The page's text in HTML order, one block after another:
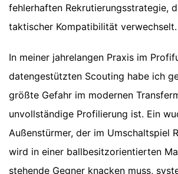
fehlerhaften Rekrutierungsstrategie,
taktischer Kompatibilität verwechselt.
In meiner jahrelangen Praxis im
datengestützten Scouting habe ich
größte Gefahr im modernen
unvollständige Profilierung ist. Ein
Außenstürmer, der im Umschaltspiel
wird in einer ballbesitzorientierten
stehende Gegner knacken muss,